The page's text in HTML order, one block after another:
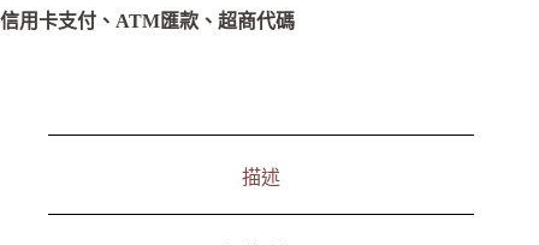
n
信用卡支付、ATM匯款、超商代碼
描述